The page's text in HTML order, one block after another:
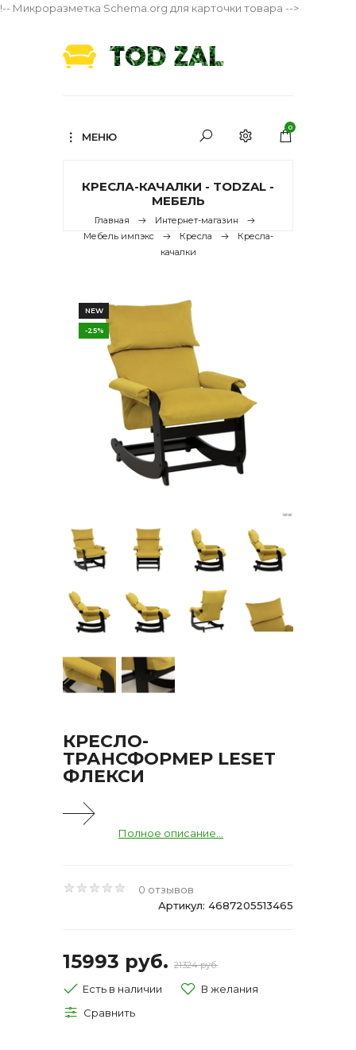
!-- Микроразметка Schema.org для карточки товара -->
МЕНЮ
0
КРЕСЛА-КАЧАЛКИ - TODZAL -
МЕБЕЛЬ
Главная
Интернет-магазин
Мебель импэкс
Кресла
Кресла-
качалки
NEW
-25%
КРЕСЛО-
ТРАНСФОРМЕР LESET
ФЛЕКСИ
Полное описание...
0 отзывов
Артикул: 4687205513465
15993 руб. 21324 руб.
Есть в наличии